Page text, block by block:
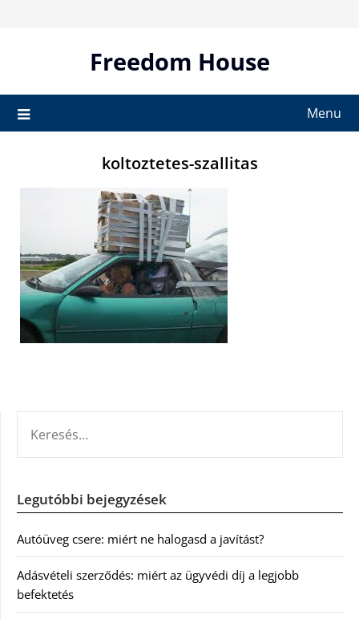
Freedom House
Menu
koltoztetes-szallitas
Legutóbbi bejegyzések
Autóüveg csere: miért ne halogasd a javítást?
Adásvételi szerződés: miért az ügyvédi díj a legjobb
befektetés